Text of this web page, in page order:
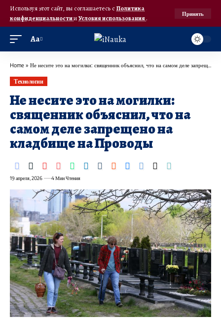
Используя этот сайт, вы соглашаетесь с Политика
конфиденциальностииУсловия использования.
Принять
Аа
Home » Не несите это на могилки: священник объяснил, что на самом деле запрещено на кладбище на Проводы
Технологии
Не несите это на могилки:
священник объяснил, что на
самом деле запрещено на
кладбище на Проводы
19 апреля, 2026 4 Мин Чтения